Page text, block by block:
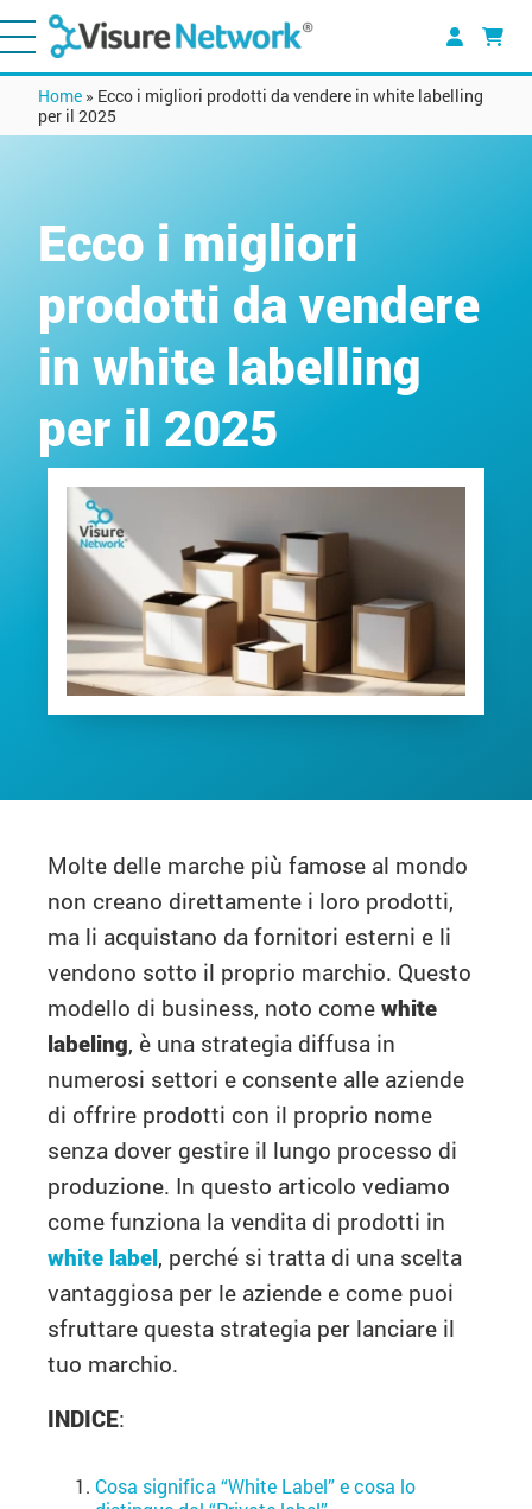
Home » Ecco i migliori prodotti da vendere in white labelling
per il 2025
Ecco i migliori
prodotti da vendere
in white labelling
per il 2025
Molte delle marche più famose al mondo
non creano direttamente i loro prodotti,
ma li acquistano da fornitori esterni e li
vendono sotto il proprio marchio. Questo
modello di business, noto come white
labeling, è una strategia diffusa in
numerosi settori e consente alle aziende
di offrire prodotti con il proprio nome
senza dover gestire il lungo processo di
produzione. In questo articolo vediamo
come funziona la vendita di prodotti in
white label, perché si tratta di una scelta
vantaggiosa per le aziende e come puoi
sfruttare questa strategia per lanciare il
tuo marchio.
INDICE:
Cosa significa “White Label” e cosa lo